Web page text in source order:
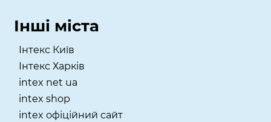
Інші міста
Інтекс Київ
​Інтекс Харків
intex net ua
intex shop
intex офіційний сайт